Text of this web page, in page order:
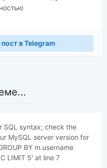
в Telegram
SQL syntax; check the
MySQL server version for
BY m.username
LIMIT 5' at line 7